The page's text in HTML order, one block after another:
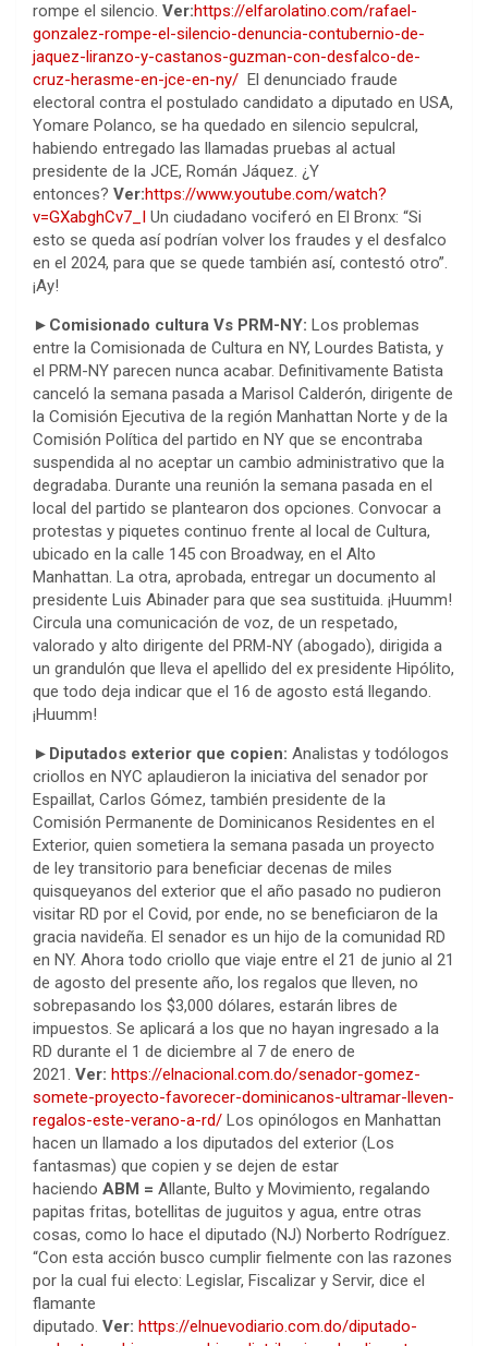
rompe el silencio. Ver:https://elfarolatino.com/rafael-
gonzalez-rompe-el-silencio-denuncia-contubernio-de-
jaquez-liranzo-y-castanos-guzman-con-desfalco-de-
cruz-herasme-en-jce-en-ny/ El denunciado fraude
electoral contra el postulado candidato a diputado en USA,
Yomare Polanco, se ha quedado en silencio sepulcral,
habiendo entregado las llamadas pruebas al actual
presidente de la JCE, Román Jáquez. ¿Y
entonces? Ver:https://www.youtube.com/watch?
v=GXabghCv7_I Un ciudadano vociferó en El Bronx: “Si
esto se queda así podrían volver los fraudes y el desfalco
en el 2024, para que se quede también así, contestó otro”.
¡Ay!
►Comisionado cultura Vs PRM-NY: Los problemas
entre la Comisionada de Cultura en NY, Lourdes Batista, y
el PRM-NY parecen nunca acabar. Definitivamente Batista
canceló la semana pasada a Marisol Calderón, dirigente de
la Comisión Ejecutiva de la región Manhattan Norte y de la
Comisión Política del partido en NY que se encontraba
suspendida al no aceptar un cambio administrativo que la
degradaba. Durante una reunión la semana pasada en el
local del partido se plantearon dos opciones. Convocar a
protestas y piquetes continuo frente al local de Cultura,
ubicado en la calle 145 con Broadway, en el Alto
Manhattan. La otra, aprobada, entregar un documento al
presidente Luis Abinader para que sea sustituida. ¡Huumm!
Circula una comunicación de voz, de un respetado,
valorado y alto dirigente del PRM-NY (abogado), dirigida a
un grandulón que lleva el apellido del ex presidente Hipólito,
que todo deja indicar que el 16 de agosto está llegando.
¡Huumm!
►Diputados exterior que copien: Analistas y todólogos
criollos en NYC aplaudieron la iniciativa del senador por
Espaillat, Carlos Gómez, también presidente de la
Comisión Permanente de Dominicanos Residentes en el
Exterior, quien sometiera la semana pasada un proyecto
de ley transitorio para beneficiar decenas de miles
quisqueyanos del exterior que el año pasado no pudieron
visitar RD por el Covid, por ende, no se beneficiaron de la
gracia navideña. El senador es un hijo de la comunidad RD
en NY. Ahora todo criollo que viaje entre el 21 de junio al 21
de agosto del presente año, los regalos que lleven, no
sobrepasando los $3,000 dólares, estarán libres de
impuestos. Se aplicará a los que no hayan ingresado a la
RD durante el 1 de diciembre al 7 de enero de
2021. Ver: https://elnacional.com.do/senador-gomez-
somete-proyecto-favorecer-dominicanos-ultramar-lleven-
regalos-este-verano-a-rd/ Los opinólogos en Manhattan
hacen un llamado a los diputados del exterior (Los
fantasmas) que copien y se dejen de estar
haciendo ABM = Allante, Bulto y Movimiento, regalando
papitas fritas, botellitas de juguitos y agua, entre otras
cosas, como lo hace el diputado (NJ) Norberto Rodríguez.
“Con esta acción busco cumplir fielmente con las razones
por la cual fui electo: Legislar, Fiscalizar y Servir, dice el
flamante
diputado. Ver: https://elnuevodiario.com.do/diputado-